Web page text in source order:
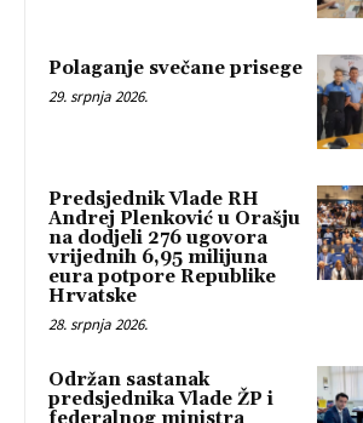
Polaganje svečane prisege
29. srpnja 2026.
Predsjednik Vlade RH
Andrej Plenković u Orašju
na dodjeli 276 ugovora
vrijednih 6,95 milijuna
eura potpore Republike
Hrvatske
28. srpnja 2026.
Održan sastanak
predsjednika Vlade ŽP i